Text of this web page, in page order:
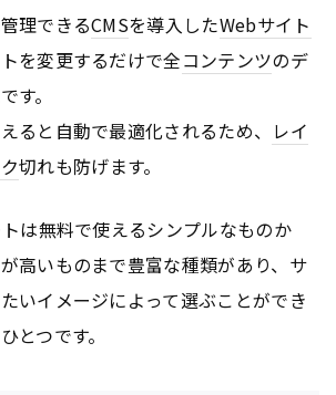
理できるCMSを導入したWebサイト
を変更するだけで全コンテンツのデ
す。
ると自動で最適化されるため、 レイ
切れも防げます。
は無料で使えるシンプルなものか
高いものまで豊富な種類があり、サ
いイメージによって選ぶことができ
とつです。